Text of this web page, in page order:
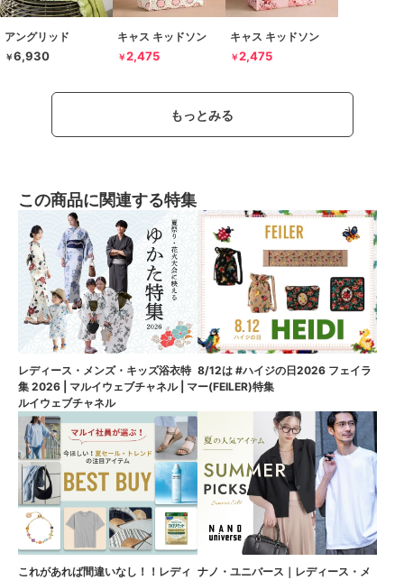
アングリッド
￥6,930
キャス キッドソン
￥2,475
キャス キッドソン
￥2,475
もっとみる
この商品に関連する特集
レディース・メンズ・キッズ浴衣特
集 2026 | マルイウェブチャネル | マ
ルイウェブチャネル
8/12は #ハイジの日2026 フェイラ
ー(FEILER)特集
これがあれば間違いなし！！レディ ナノ・ユニバース｜レディース・メ